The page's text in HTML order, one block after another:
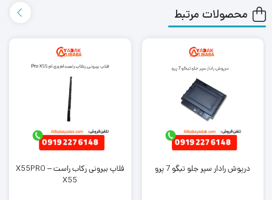
همچنین می توانید علاوه بر خرید درب عقب راست جک J3، سایر
محصولات مرتبط
درپوش رادار سپر جلو تیگو 7 پرو
فلاپ بیرونی رکاب راست X55PRO –
X55